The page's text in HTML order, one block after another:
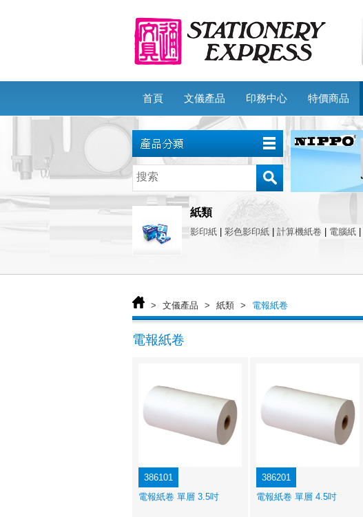
首頁 文儀產品 印務中心 特價商品
紙類
影印紙 彩色影印紙 計算機紙卷 電腦紙
> 文儀產品 > 紙類 > 電報紙卷
電報紙卷
386101
電報紙卷 單層 3.5吋
386201
電報紙卷 單層 4.5吋